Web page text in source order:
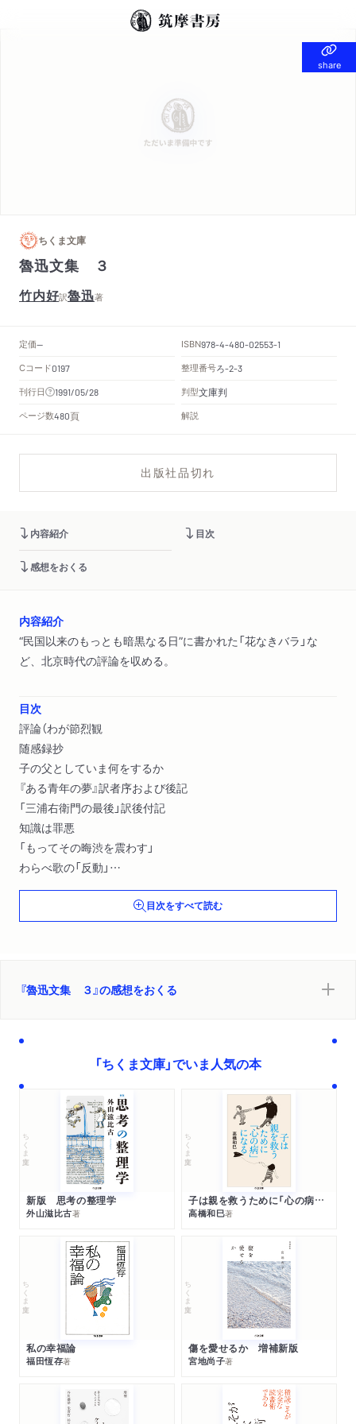
share
share
ちくま文庫
魯迅文集 ３
竹内好訳魯迅著
定価-- ISBN978-4-480-02553-1
Cコード0197 整理番号ろ-2-3
刊行日 1991/05/28 判型文庫判
ページ数480頁 解説
出版社品切れ
内容紹介 目次
感想をおくる
内容紹介
“民国以来のもっとも暗黒なる日”に書かれた「花なきバラ」な
ど、北京時代の評論を収める。
目次
評論（わが節烈観
随感録抄
子の父としていま何をするか
『ある青年の夢』訳者序および後記
「三浦右衛門の最後」訳後付記
知識は罪悪
「もってその晦渋を震わす」
わらべ歌の「反動」
批評家への希望
ノラは家出してからどうなったか ほか）
目次をすべて読む
『魯迅文集 ３』の感想をおくる
「ちくま文庫」でいま人気の本
ちくま文庫
新版 思考の整理学
外山滋比古著
ちくま文庫
子は親を救うために「心の病」になる
高橋和巳著
ちくま文庫
私の幸福論
福田恆存著
ちくま文庫
傷を愛せるか 増補新版
宮地尚子著